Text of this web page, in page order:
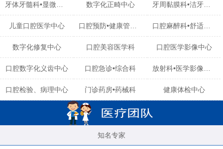
数字化正畸中心 牙周黏膜科•洁牙中心
儿童口腔医学中心 口腔麻醉科•舒适化诊疗中心
数字化修复中心 口腔美容医学科 口腔医学影像中心
口腔数字化义齿中心 口腔急诊•综合科
口腔检验、病理中心 门诊药房•药械科 健康体检中心
知名专家